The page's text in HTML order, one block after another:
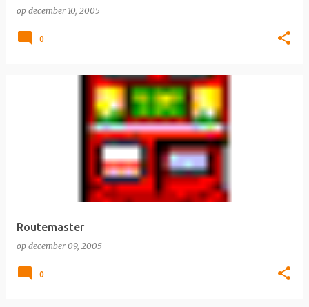
op december 10, 2005
0
Routemaster
op december 09, 2005
0